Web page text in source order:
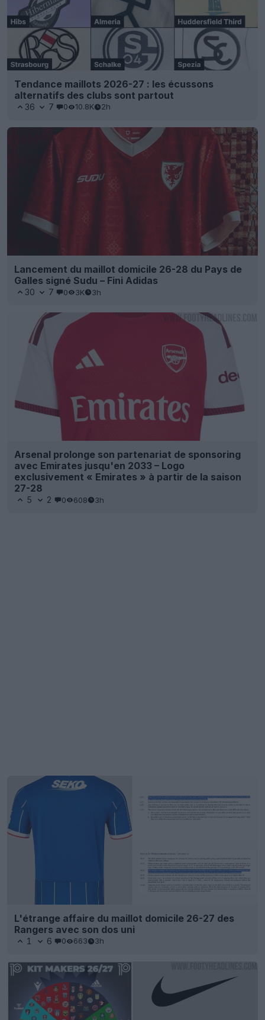
Tendance maillots 2026-27 : les écussons
alternatifs des clubs sont partout
36 7 0 10.8K 2h
Lancement du maillot domicile 26-28 du Pays de
Galles signé Sudu – Fini Adidas
30 7 0 3K 3h
Arsenal prolonge son partenariat de sponsoring
avec Emirates jusqu'en 2033 – Logo
exclusivement « Emirates » à partir de la saison
27-28
5 2 0 608 3h
L'étrange affaire du maillot domicile 26-27 des
Rangers avec son dos uni
1 6 0 663 3h